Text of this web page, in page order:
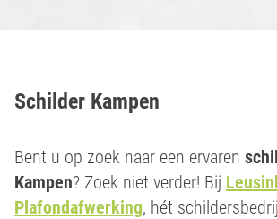
Schilder Kampen
Bent u op zoek naar een ervaren
Kampen? Zoek niet verder! Bij
Plafondafwerking, hét